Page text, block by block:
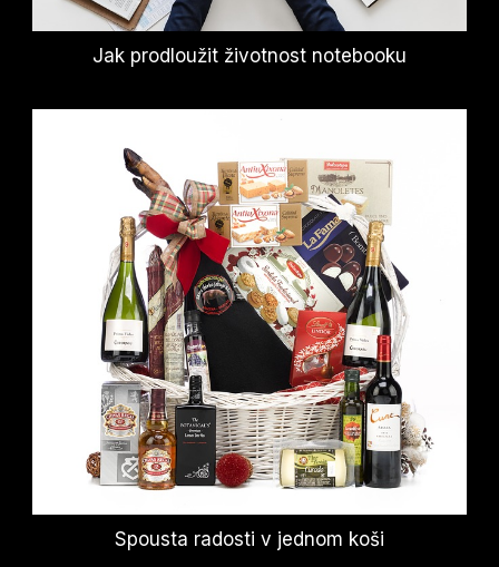
Jak prodloužit životnost notebooku
Spousta radosti v jednom koši